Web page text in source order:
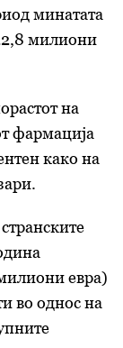
минатата
милиони
на
фармација
како на
евра)
во однос на